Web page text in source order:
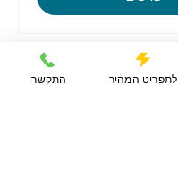
התקשרו לתפריט המהיר